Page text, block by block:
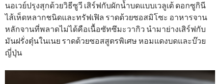
นอเวย์ปรุงสุกด้วยวิธีซูวี เสิร์ฟกับผักน้ำบดแบบเวลูเต้ ดอกซูกินี
ไส้เห็ดหลากชนิดและทรัฟเฟิล ราดด้วยซอสมิโซะ อาหารจาน
หลักจานที่พลาดไม่ได้คือเนื้อซัทซึมะวากิว นำมาย่างเสิร์ฟกับ
มันฝรั่งตุ๋นในเนย ราดด้วยซอสสูตรพิเศษ หอมแดงบดและบ๊วย
ญี่ปุ่น